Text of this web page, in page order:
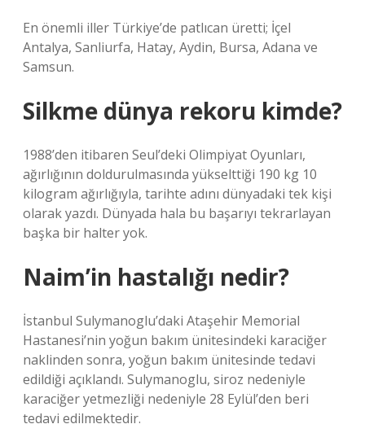
En önemli iller Türkiye’de patlıcan üretti; İçel
Antalya, Sanliurfa, Hatay, Aydin, Bursa, Adana ve
Samsun.
Silkme dünya rekoru kimde?
1988’den itibaren Seul’deki Olimpiyat Oyunları,
ağırlığının doldurulmasında yükselttiği 190 kg 10
kilogram ağırlığıyla, tarihte adını dünyadaki tek kişi
olarak yazdı. Dünyada hala bu başarıyı tekrarlayan
başka bir halter yok.
Naim’in hastalığı nedir?
İstanbul Sulymanoglu’daki Ataşehir Memorial
Hastanesi’nin yoğun bakım ünitesindeki karaciğer
naklinden sonra, yoğun bakım ünitesinde tedavi
edildiği açıklandı. Sulymanoglu, siroz nedeniyle
karaciğer yetmezliği nedeniyle 28 Eylül’den beri
tedavi edilmektedir.